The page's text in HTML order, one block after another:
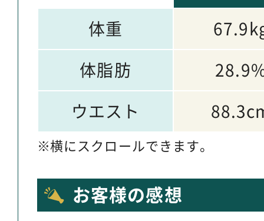
体重
体脂肪
ウエスト
横にスクロールできます。
お客様の感想